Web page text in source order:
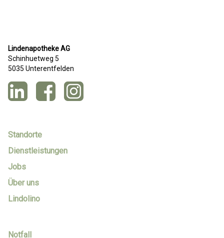
Lindenapotheke AG
Schinhuetweg 5
5035 Unterentfelden
Standorte
Dienstleistungen
Jobs
Über uns
Lindolino
Notfall